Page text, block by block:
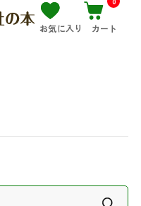
お気に入り カート